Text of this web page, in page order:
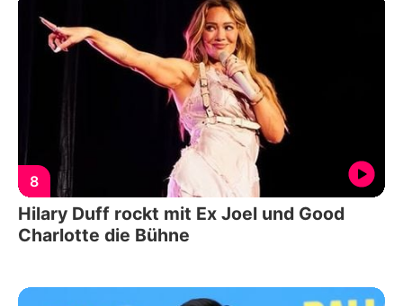
8
Hilary Duff rockt mit Ex Joel und Good
Charlotte die Bühne